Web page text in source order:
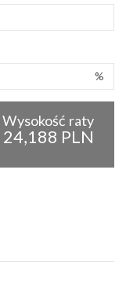
%
Wysokość raty
24,188 PLN